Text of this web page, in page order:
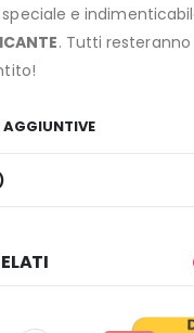
e
. Tutti resteranno